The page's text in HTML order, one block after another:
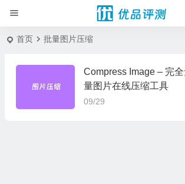
首页 批量图片压缩
Compress Image – 完
量图片在线压缩工具
09/29